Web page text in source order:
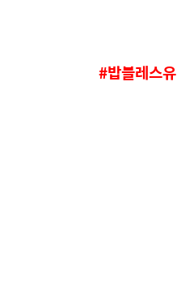
#밥블레스유